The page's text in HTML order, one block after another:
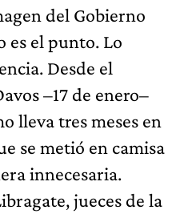
del Gobierno
es el punto. Lo
Desde el
–17 de enero–
lleva tres meses en
se metió en camisa
innecesaria.
jueces de la